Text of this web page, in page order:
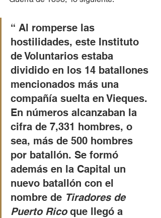
“ Al romperse las
hostilidades, este Instituto
de Voluntarios estaba
dividido en los 14 batallones
mencionados más una
compañía suelta en Vieques.
En números alcanzaban la
cifra de 7,331 hombres, o
sea, más de 500 hombres
por batallón. Se formó
además en la Capital un
nuevo batallón con el
nombre de Tiradores de
Puerto Rico que llegó a